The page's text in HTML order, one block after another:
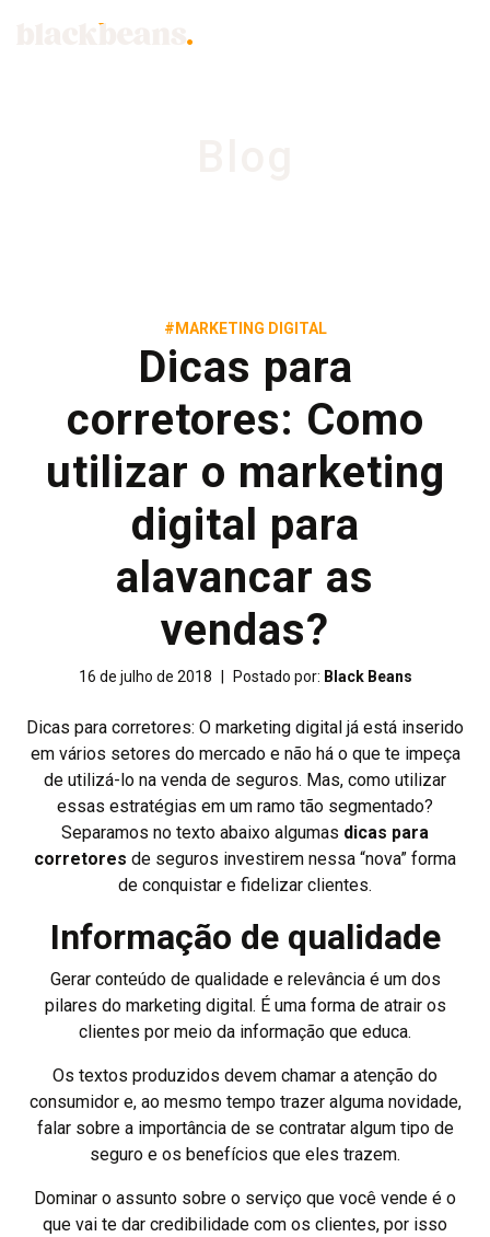
#MARKETING DIGITAL
Dicas para
corretores: Como
utilizar o marketing
digital para
alavancar as
vendas?
16 de julho de 2018 Postado por: Black Beans
Dicas para corretores: O marketing digital já está inserido
em vários setores do mercado e não há o que te impeça
de utilizá-lo na venda de seguros. Mas, como utilizar
essas estratégias em um ramo tão segmentado?
Separamos no texto abaixo algumas dicas para
corretores de seguros investirem nessa “nova” forma
de conquistar e fidelizar clientes.
Informação de qualidade
Gerar conteúdo de qualidade e relevância é um dos
pilares do marketing digital. É uma forma de atrair os
clientes por meio da informação que educa.
Os textos produzidos devem chamar a atenção do
consumidor e, ao mesmo tempo trazer alguma novidade,
falar sobre a importância de se contratar algum tipo de
seguro e os benefícios que eles trazem.
Dominar o assunto sobre o serviço que você vende é o
que vai te dar credibilidade com os clientes, por isso